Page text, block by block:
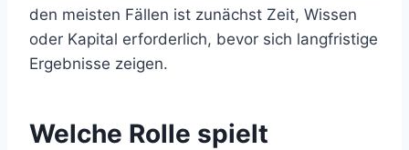
den meisten Fällen ist zunächst Zeit, Wissen
oder Kapital erforderlich, bevor sich langfristige
Ergebnisse zeigen.
Welche Rolle spielt